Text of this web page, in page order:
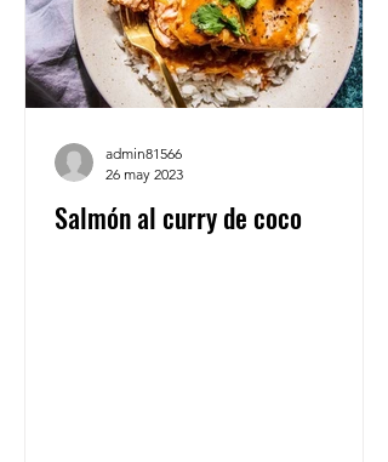
Salmón al curry de coco
admin81566
26 may 2023